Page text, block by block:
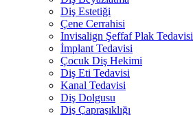
Diş Estetiği
Çene Cerrahisi
Invisalign Şeffaf Plak Tedavisi
İmplant Tedavisi
Çocuk Diş Hekimi
Diş Eti Tedavisi
Kanal Tedavisi
Diş Dolgusu
Diş Çapraşıklığı